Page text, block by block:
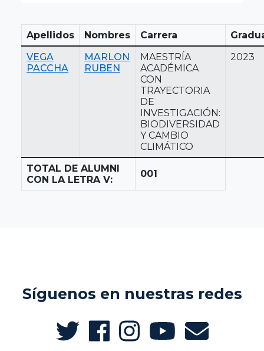
Apellidos Nombres Carrera
VEGA
PACCHA
MARLON
RUBEN
MAESTRÍA
ACADÉMICA
CON
TRAYECTORIA
DE
INVESTIGACIÓN:
BIODIVERSIDAD
Y CAMBIO
CLIMÁTICO
2023
TOTAL DE ALUMNI
CON LA LETRA V:
001
Síguenos en nuestras redes